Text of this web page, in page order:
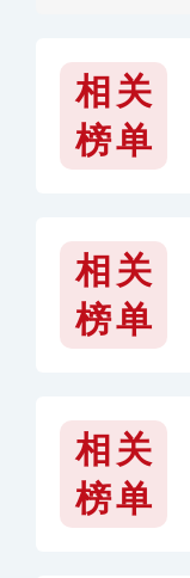
相关
榜单
相关
榜单
相关
榜单